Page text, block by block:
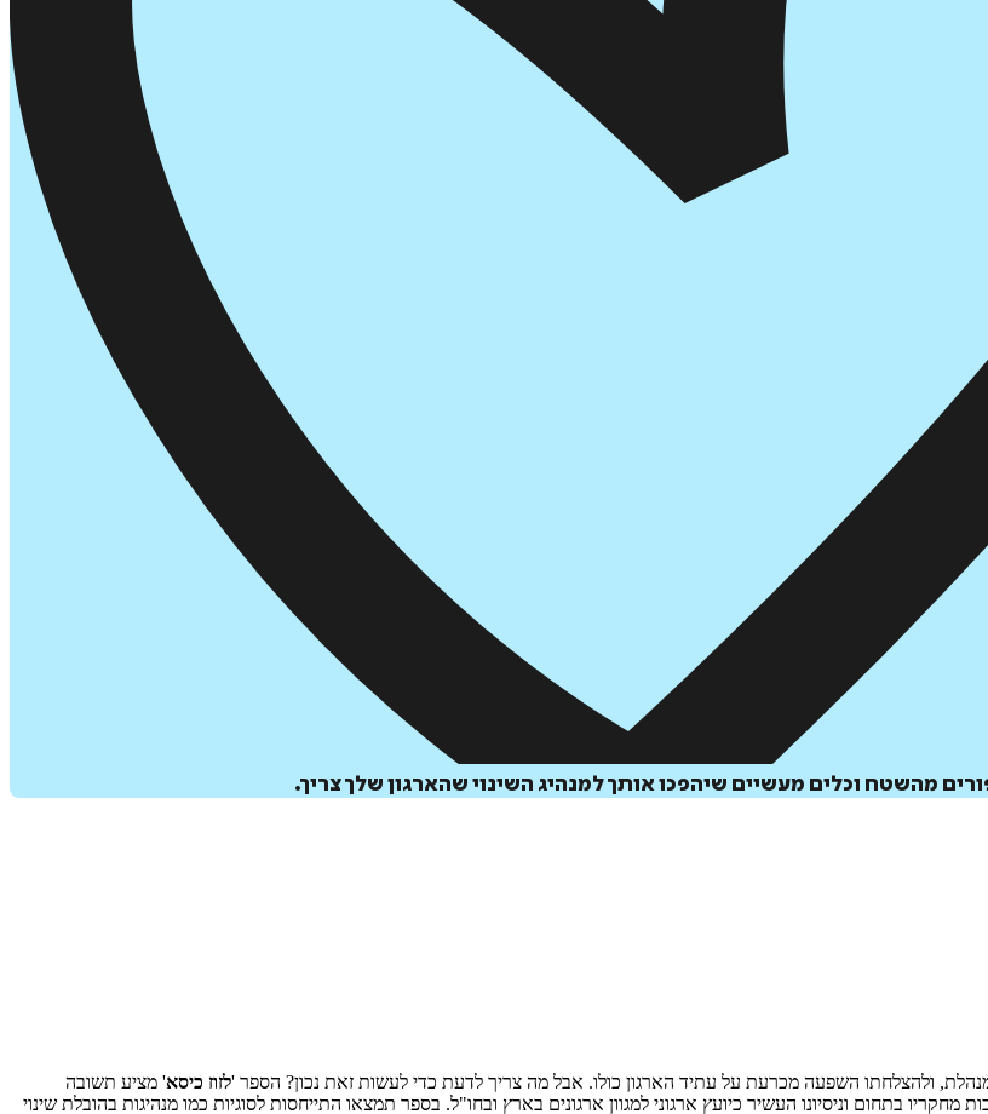
מהשטח וכלים מעשיים שיהפכו אותך למנהיג השינוי שהארגון שלך צריך.
ולהצלחתו השפעה מכרעת על עתיד הארגון כולו. אבל מה צריך לדעת כדי לעשות זאת נכון? הספר 'לזוז כיסא' מציע תשובה
בתחום וניסיונו העשיר כיועץ ארגוני למגוון ארגונים בארץ ובחו"ל. בספר תמצאו התייחסות לסוגיות כמו מנהיגות בהובלת שינוי